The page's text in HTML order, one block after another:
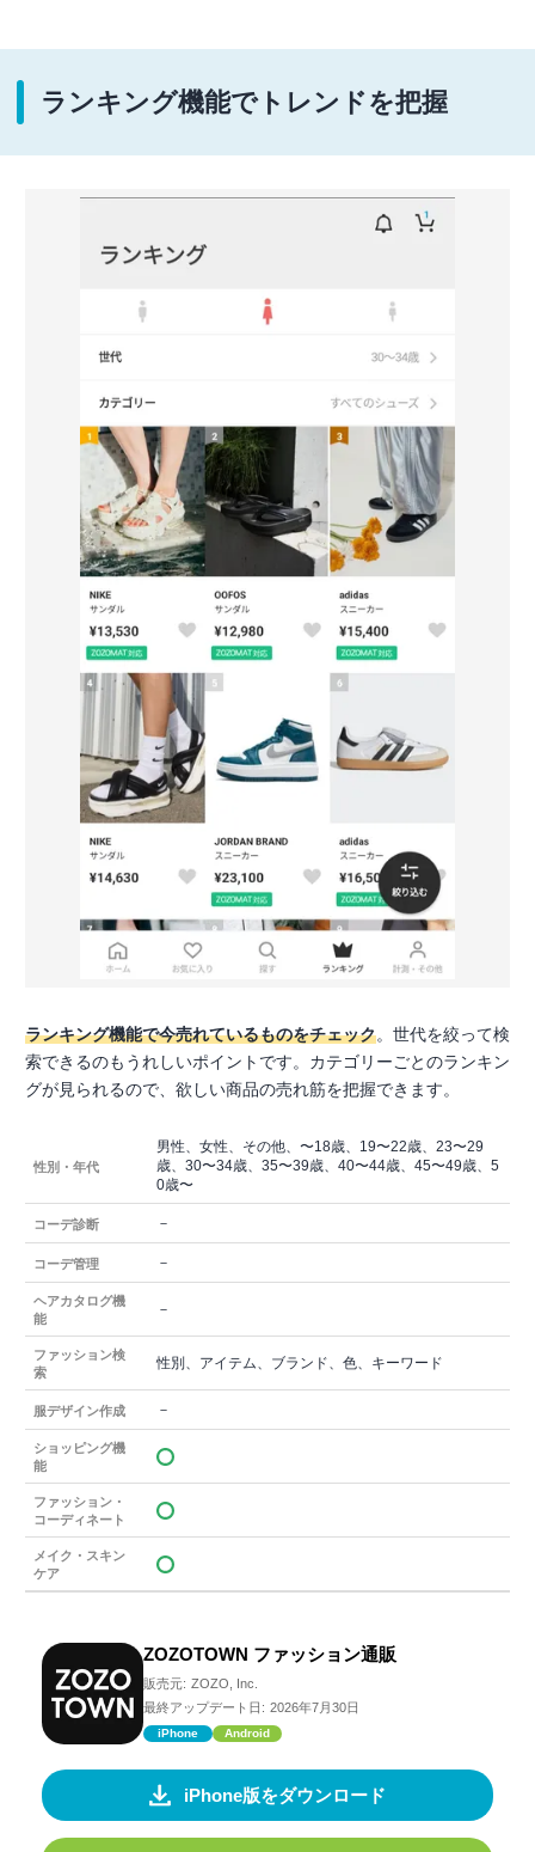
ランキング機能でトレンドを把握
ランキング機能で今売れているものをチェック。世代を絞って検
索できるのもうれしいポイントです。カテゴリーごとのランキン
グが見られるので、欲しい商品の売れ筋を把握できます。
性別・年代
男性、女性、その他、〜18歳、19〜22歳、23〜29
歳、30〜34歳、35〜39歳、40〜44歳、45〜49歳、5
0歳〜
コーデ診断 －
コーデ管理 －
ヘアカタログ機
能
－
ファッション検
索
性別、アイテム、ブランド、色、キーワード
服デザイン作成 －
ショッピング機
能
ファッション・
コーディネート
メイク・スキン
ケア
ZOZOTOWN ファッション通販
販売元: ZOZO, Inc.
最終アップデート日: 2026年7月30日
iPhone Android
iPhone版をダウンロード